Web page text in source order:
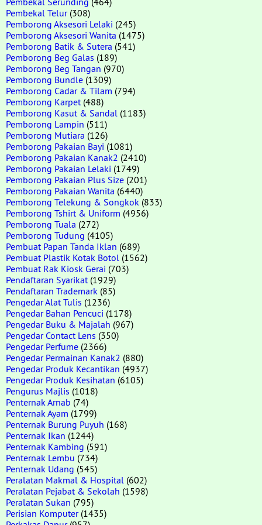
Pembekal Telur(308)
Pemborong Aksesori Lelaki (245)
Pemborong Aksesori Wanita (1475)
Pemborong Batik & Sutera (541)
Pemborong Beg Galas (189)
Pemborong Beg Tangan (970)
Pemborong Bundle (1309)
Pemborong Cadar & Tilam (794)
Pemborong Karpet (488)
Pemborong Kasut & Sandal (1183)
Pemborong Lampin (511)
Pemborong Mutiara (126)
Pemborong Pakaian Bayi (1081)
Pemborong Pakaian Kanak2 (2410)
Pemborong Pakaian Lelaki (1749)
Pemborong Pakaian Plus Size (201)
Pemborong Pakaian Wanita (6440)
Pemborong Telekung & Songkok (833)
Pemborong Tshirt & Uniform (4956)
Pemborong Tuala (272)
Pemborong Tudung (4105)
Pembuat Papan Tanda Iklan (689)
Pembuat Plastik Kotak Botol (1562)
Pembuat Rak Kiosk Gerai (703)
Pendaftaran Syarikat (1929)
Pendaftaran Trademark (85)
Pengedar Alat Tulis (1236)
Pengedar Bahan Pencuci (1178)
Pengedar Buku & Majalah (967)
Pengedar Contact Lens (350)
Pengedar Perfume (2366)
Pengedar Permainan Kanak2 (880)
Pengedar Produk Kecantikan (4937)
Pengedar Produk Kesihatan (6105)
Pengurus Majlis (1018)
Penternak Arnab (74)
Penternak Ayam (1799)
Penternak Burung Puyuh (168)
Penternak Ikan (1244)
Penternak Kambing (591)
Penternak Lembu (734)
Penternak Udang (545)
Peralatan Makmal & Hospital (602)
Peralatan Pejabat & Sekolah (1598)
Peralatan Sukan (795)
Perisian Komputer(1435)